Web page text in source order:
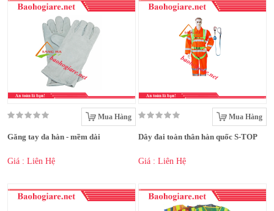
Mua Hàng
Găng tay da hàn - mềm dài
Giá : Liên Hệ
Mua Hàng
Dây đai toàn thân hàn quốc S-TOP
Giá : Liên Hệ